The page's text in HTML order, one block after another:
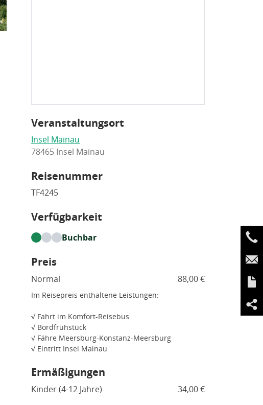
Veranstaltungsort
Insel Mainau
78465 Insel Mainau
Reisenummer
TF4245
Verfügbarkeit
Buchbar
Preis
Normal 88,00 €
Im Reisepreis enthaltene Leistungen:
√ Fahrt im Komfort-Reisebus
√ Bordfrühstück
√ Fähre Meersburg-Konstanz-Meersburg
√ Eintritt Insel Mainau
Ermäßigungen
Kinder (4-12 Jahre) 34,00 €